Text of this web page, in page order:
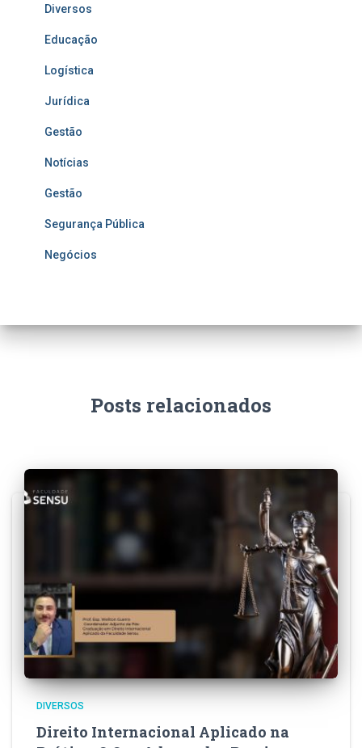
Diversos
Educação
Logística
Jurídica
Gestão
Notícias
Gestão
Segurança Pública
Negócios
Posts relacionados
DIVERSOS
Direito Internacional Aplicado na